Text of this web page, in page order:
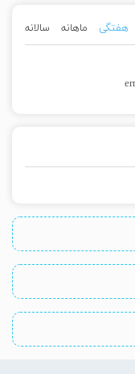
هفتگی ماهانه سالانه